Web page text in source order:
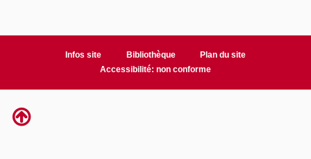
Infos site Bibliothèque
Plan du site
Accessibilité: non conforme